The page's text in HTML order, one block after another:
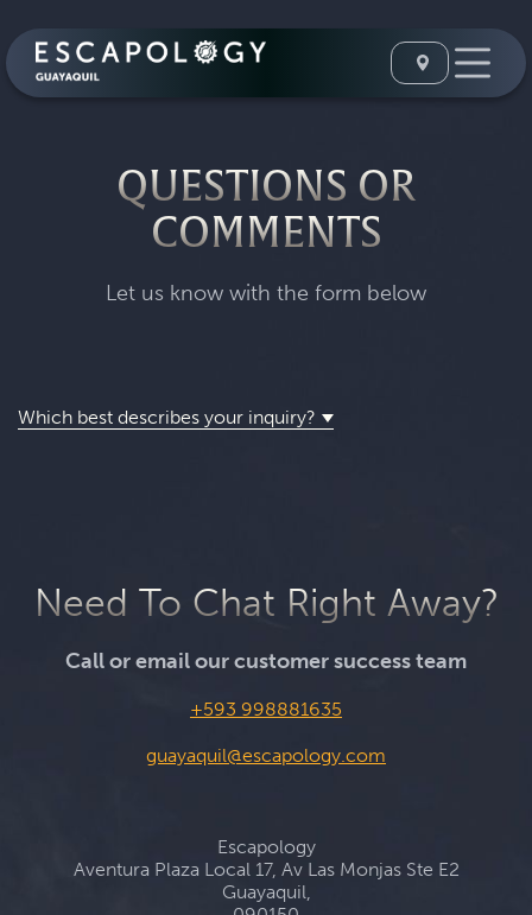
QUESTIONS OR
COMMENTS
Let us know with the form below
Which best describes your inquiry?
Need To Chat Right Away?
Call or email our customer success team
+593 998881635
guayaquil@escapology.com
Escapology
Aventura Plaza Local 17, Av Las Monjas Ste E2
Guayaquil,